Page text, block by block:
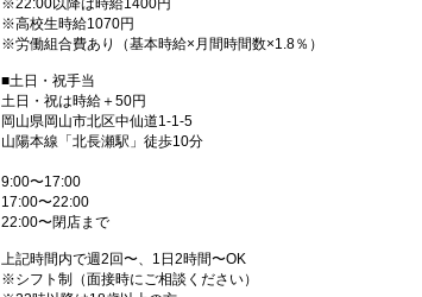
※22:00以降は時給1400円
※高校生時給1070円
※労働組合費あり（基本時給×月間時間数×1.8％）
■土日・祝手当
土日・祝は時給＋50円
岡山県岡山市北区中仙道1-1-5
山陽本線「北長瀬駅」徒歩10分
9:00〜17:00
17:00〜22:00
22:00〜閉店まで
上記時間内で週2回〜、1日2時間〜OK
※シフト制（面接時にご相談ください）